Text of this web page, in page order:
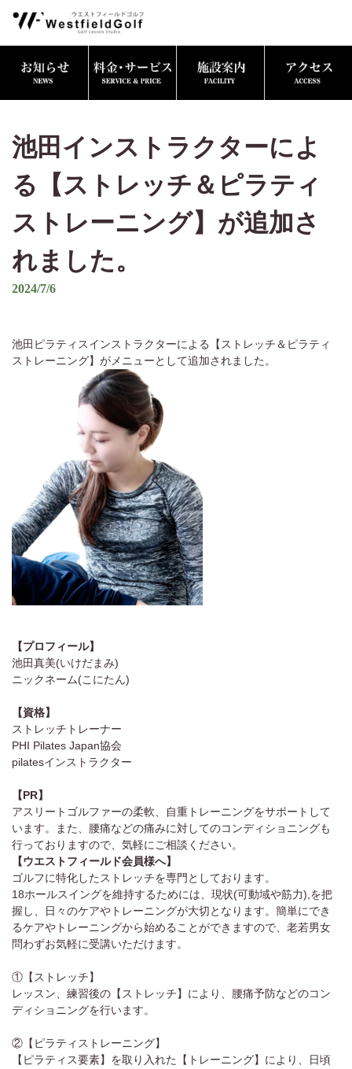
池田インストラクターによ
る【ストレッチ＆ピラティ
ストレーニング】が追加さ
れました。
2024/7/6
池田ピラティスインストラクターによる【ストレッチ＆ピラティ
ストレーニング】がメニューとして追加されました。
【プロフィール】
池田真美(いけだまみ)
ニックネーム(こにたん)
【資格】
ストレッチトレーナー
PHI Pilates Japan協会
pilatesインストラクター
【PR】
アスリートゴルファーの柔軟、自重トレーニングをサポートして
います。また、腰痛などの痛みに対してのコンディショニングも
行っておりますので、気軽にご相談ください。
【ウエストフィールド会員様へ】
ゴルフに特化したストレッチを専門としております。
18ホールスイングを維持するためには、現状(可動域や筋力),を把
握し、日々のケアやトレーニングが大切となります。簡単にでき
るケアやトレーニングから始めることができますので、老若男女
問わずお気軽に受講いただけます。
①【ストレッチ】
レッスン、練習後の【ストレッチ】により、腰痛予防などのコン
ディショニングを行います。
②【ピラティストレーニング】
【ピラティス要素】を取り入れた【トレーニング】により、日頃